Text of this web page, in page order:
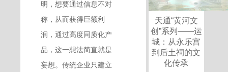
明，想要通过信息不对
称，从而获得巨额利
润，通过高度同质化产
品，这一想法简直就是
妄想。传统企业只建立
天通“黄河文
创”系列——运
城：从永乐宫
到后土祠的文
化传承